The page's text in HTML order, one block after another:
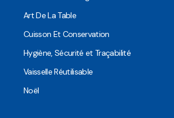
Art De La Table
Cuisson Et Conservation
Hygiène, Sécurité et Traçabilité
Vaisselle Réutilisable
Noël